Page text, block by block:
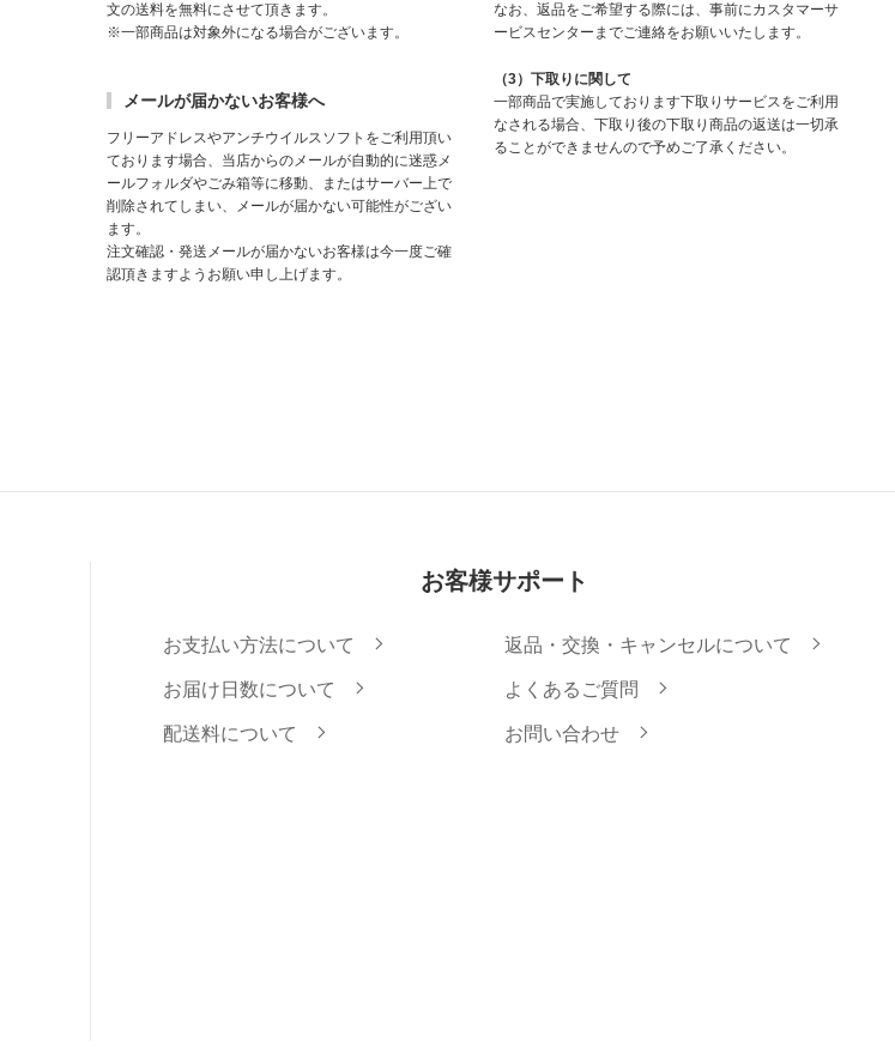
文の送料を無料にさせて頂きます。
※一部商品は対象外になる場合がございます。
メールが届かないお客様へ
フリーアドレスやアンチウイルスソフトをご利用頂い
ております場合、当店からのメールが自動的に迷惑メ
ールフォルダやごみ箱等に移動、またはサーバー上で
削除されてしまい、メールが届かない可能性がござい
ます。
注文確認・発送メールが届かないお客様は今一度ご確
認頂きますようお願い申し上げます。
なお、返品をご希望する際には、事前にカスタマーサ
ービスセンターまでご連絡をお願いいたします。
（3）下取りに関して
一部商品で実施しております下取りサービスをご利用
なされる場合、下取り後の下取り商品の返送は一切承
ることができませんので予めご了承ください。
お客様サポート
お支払い方法について 返品・交換・キャンセルについて
お届け日数について よくあるご質問
配送料について お問い合わせ